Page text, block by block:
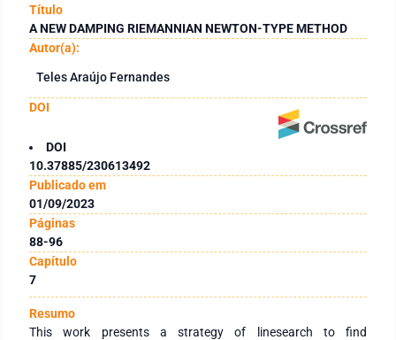
Título
A NEW DAMPING RIEMANNIAN NEWTON-TYPE METHOD
Autor(a):
Teles Araújo Fernandes
DOI
DOI
10.37885/230613492
Publicado em
01/09/2023
Páginas
88-96
Capítulo
7
Resumo
This work presents a strategy of linesearch to find